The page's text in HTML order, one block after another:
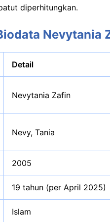
diperhitungkan.
Nevytania
Detail
Nevytania Zafin
Nevy, Tania
2005
19 tahun (per April 2025)
Islam